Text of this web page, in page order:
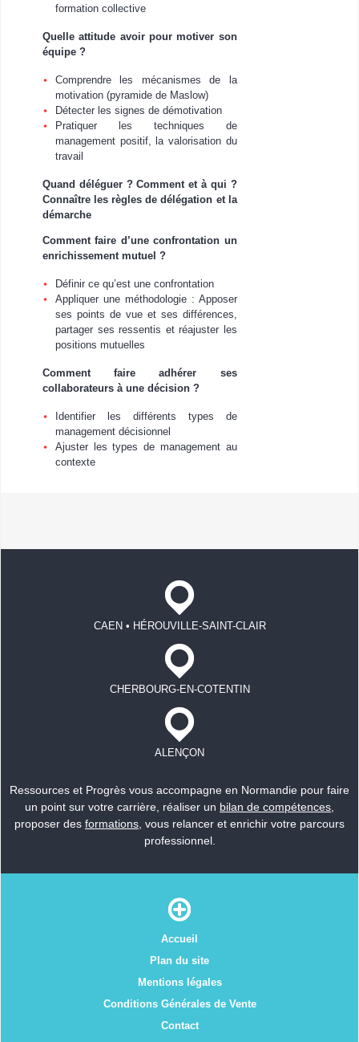
formation collective
Quelle attitude avoir pour motiver son
équipe ?
Comprendre les mécanismes de la
motivation (pyramide de Maslow)
Détecter les signes de démotivation
Pratiquer les techniques de
management positif, la valorisation du
travail
Quand déléguer ? Comment et à qui ?
Connaître les règles de délégation et la
démarche
Comment faire d’une confrontation un
enrichissement mutuel ?
Définir ce qu’est une confrontation
Appliquer une méthodologie : Apposer
ses points de vue et ses différences,
partager ses ressentis et réajuster les
positions mutuelles
Comment faire adhérer ses
collaborateurs à une décision ?
Identifier les différents types de
management décisionnel
Ajuster les types de management au
contexte
CAEN • HÉROUVILLE-SAINT-CLAIR
CHERBOURG-EN-COTENTIN
ALENÇON
Ressources et Progrès vous accompagne en Normandie pour faire
un point sur votre carrière, réaliser un bilan de compétences
proposer des formations , vous relancer et enrichir votre parcours
professionnel.
Accueil
Plan du site
Mentions légales
Conditions Générales de Vente
Contact